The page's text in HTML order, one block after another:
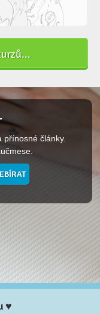
přínosné články.
♥